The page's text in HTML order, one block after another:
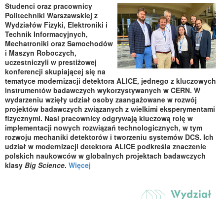
Studenci oraz pracownicy
Politechniki Warszawskiej z
Wydziałów Fizyki, Elektroniki i
Technik Informacyjnych,
Mechatroniki oraz Samochodów
i Maszyn Roboczych,
uczestniczyli w prestiżowej
konferencji skupiającej się na
tematyce modernizacji detektora ALICE, jednego z kluczowych
instrumentów badawczych wykorzystywanych w CERN. W
wydarzeniu wzięły udział osoby zaangażowane w rozwój
projektów badawczych związanych z wielkimi eksperymentami
fizycznymi. Nasi pracownicy odgrywają kluczową rolę w
implementacji nowych rozwiązań technologicznych, w tym
rozwoju mechaniki detektorów i tworzeniu systemów DCS. Ich
udział w modernizacji detektora ALICE podkreśla znaczenie
polskich naukowców w globalnych projektach badawczych
klasy Big Science. Więcej